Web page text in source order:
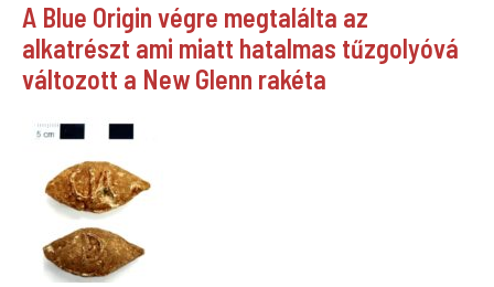
A Blue Origin végre megtalálta az
alkatrészt ami miatt hatalmas tűzgolyóvá
változott a New Glenn rakéta